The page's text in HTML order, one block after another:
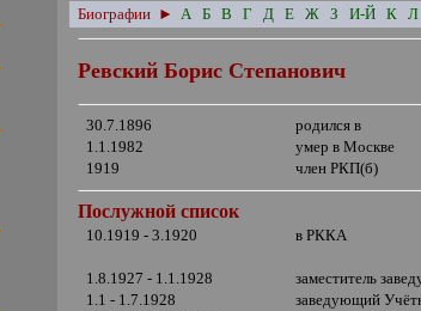
Биографии ► А Б В Г Д Е Ж З И-Й К Л
Ревский Борис Степанович
30.7.1896
родился в
1.1.1982
умер в Москве
1919
член РКП(б)
Послужной список
10.1919 - 3.1920 в РККА
1.8.1927 - 1.1.1928
заместитель
1.1 - 1.7.1928
заведующий